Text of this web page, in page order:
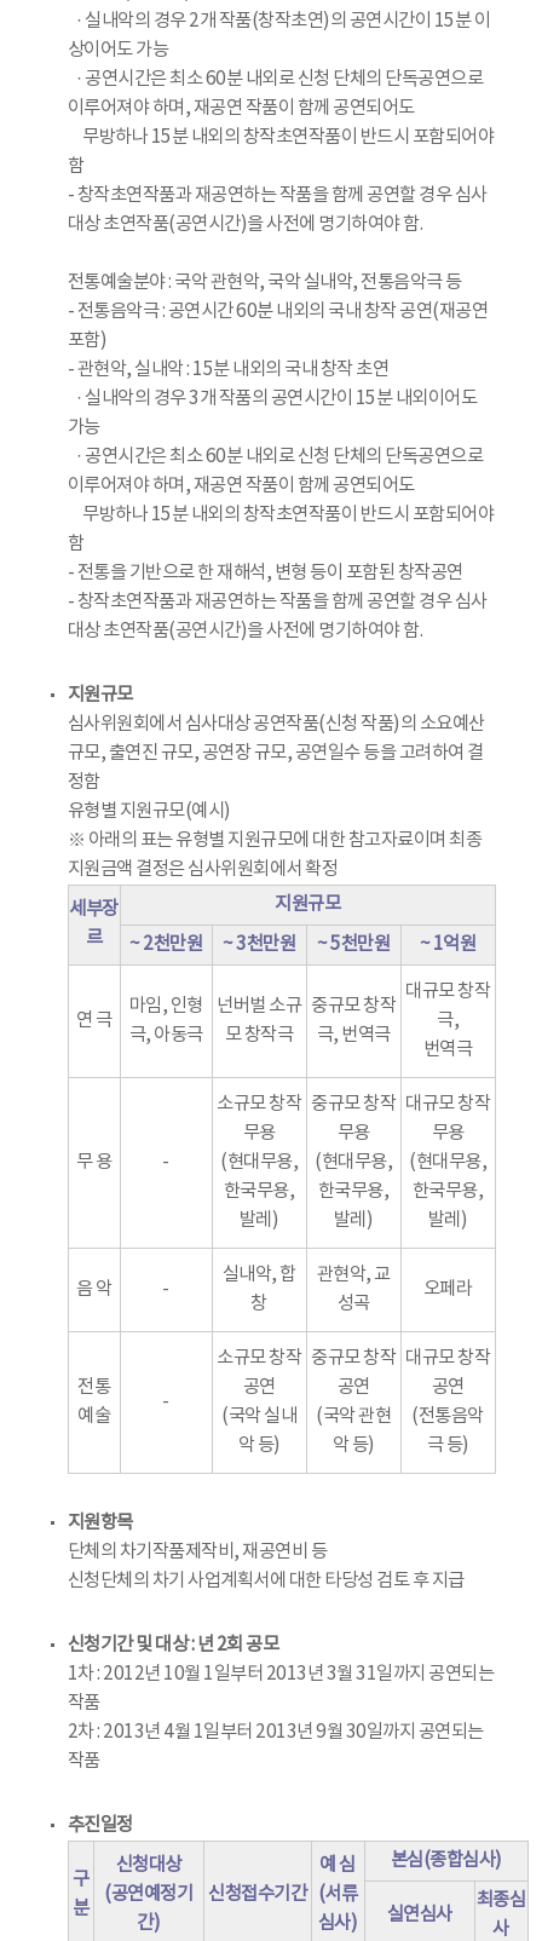
· 실내악의 경우 2개 작품(창작초연)의 공연시간이 15분 이
상이어도 가능
· 공연시간은 최소 60분 내외로 신청 단체의 단독공연으로
이루어져야 하며, 재공연 작품이 함께 공연되어도
무방하나 15분 내외의 창작초연작품이 반드시 포함되어야
함
- 창작초연작품과 재공연하는 작품을 함께 공연할 경우 심사
대상 초연작품(공연시간)을 사전에 명기하여야 함.
전통예술분야 : 국악 관현악, 국악 실내악, 전통음악극 등
- 전통음악극 : 공연시간 60분 내외의 국내 창작 공연(재공연
포함)
- 관현악, 실내악 : 15분 내외의 국내 창작 초연
· 실내악의 경우 3개 작품의 공연시간이 15분 내외이어도
가능
· 공연시간은 최소 60분 내외로 신청 단체의 단독공연으로
이루어져야 하며, 재공연 작품이 함께 공연되어도
무방하나 15분 내외의 창작초연작품이 반드시 포함되어야
함
- 전통을 기반으로 한 재해석, 변형 등이 포함된 창작공연
- 창작초연작품과 재공연하는 작품을 함께 공연할 경우 심사
대상 초연작품(공연시간)을 사전에 명기하여야 함.
지원규모
심사위원회에서 심사대상 공연작품(신청 작품)의 소요예산
규모, 출연진 규모, 공연장 규모, 공연일수 등을 고려하여 결
정함
유형별 지원규모(예시)
※ 아래의 표는 유형별 지원규모에 대한 참고자료이며 최종
지원금액 결정은 심사위원회에서 확정
세부장
르
지원규모
~ 2천만원
~ 3천만원 ~ 5천만원 ~ 1억원
연 극
마임, 인형
극, 아동극
넌버벌 소규
모 창작극
중규모 창작
극, 번역극
대규모 창작
극,
번역극
무 용 -
소규모 창작
무용
(현대무용,
한국무용,
발레)
중규모 창작
무용
(현대무용,
한국무용,
발레)
대규모 창작
무용
(현대무용,
한국무용,
발레)
음 악 -
실내악, 합
창
관현악, 교
성곡
오페라
전통
예술
-
소규모 창작
공연
(국악 실내
악 등)
중규모 창작
공연
(국악 관현
악 등)
대규모 창작
공연
(전통음악
극 등)
지원항목
단체의 차기작품제작비, 재공연비 등
신청단체의 차기 사업계획서에 대한 타당성 검토 후 지급
신청기간 및 대상 : 년 2회 공모
1차 : 2012년 10월 1일부터 2013년 3월 31일까지 공연되는
작품
2차 : 2013년 4월 1일부터 2013년 9월 30일까지 공연되는
작품
추진일정
구
분
신청대상
(공연예정기
간)
신청접수기간
예 심
(서류
심사)
본심(종합심사)
실연심사
최종심
사